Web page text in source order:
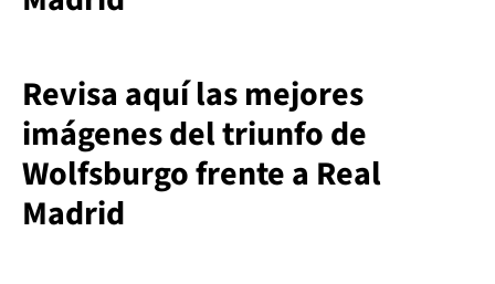
Revisa aquí las mejores
imágenes del triunfo de
Wolfsburgo frente a Real
Madrid